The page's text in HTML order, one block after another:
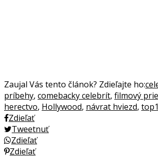
Zaujal Vás tento článok? Zdieľajte ho:
príbehy, comebacky celebrít, filmový
herectvo, Hollywood, návrat hviezd,
Zdieľať
Tweetnuť
Zdieľať
Zdieľať